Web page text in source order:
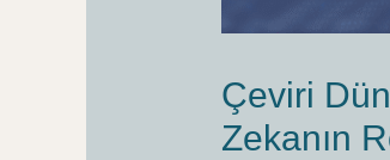
Çeviri
Zekanın